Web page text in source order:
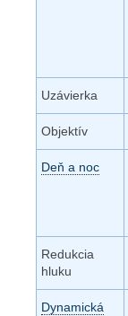
Uzávierka
Objektív
Deň a noc
Redukcia
hluku
Dynamická